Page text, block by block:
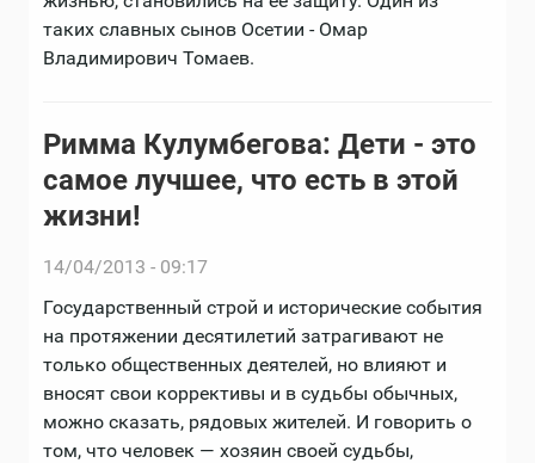
таких славных сынов Осетии - Омар
Владимирович Томаев.
Римма Кулумбегова: Дети - это
самое лучшее, что есть в этой
жизни!
14/04/2013 - 09:17
Государственный строй и исторические события
на протяжении десятилетий затрагивают не
только общественных деятелей, но влияют и
вносят свои коррективы и в судьбы обычных,
можно сказать, рядовых жителей. И говорить о
том, что человек — хозяин своей судьбы,